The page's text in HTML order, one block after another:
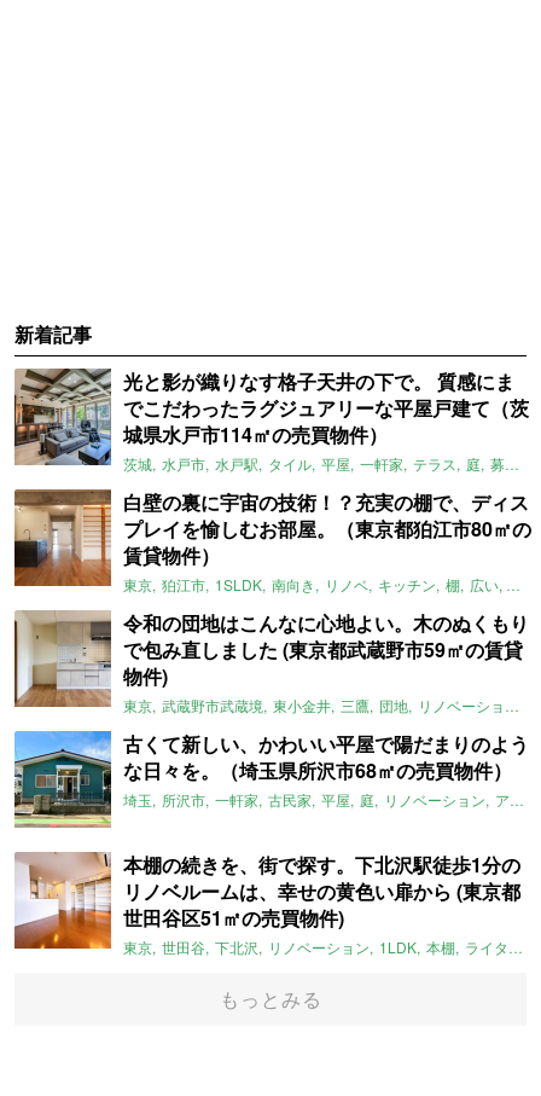
新着記事
光と影が織りなす格子天井の下で。 質感にま
でこだわったラグジュアリーな平屋戸建て（茨
城県水戸市114㎡の売買物件）
茨城 水戸市 水戸駅 タイル 平屋 一軒家 テラス 庭 募集中
白壁の裏に宇宙の技術！？充実の棚で、ディス
プレイを愉しむお部屋。（東京都狛江市80㎡の
賃貸物件）
東京 狛江市 1SLDK 南向き リノベ キッチン 棚 広い ガイ
令和の団地はこんなに心地よい。木のぬくもり
で包み直しました (東京都武蔵野市59㎡の賃貸
物件)
東京 武蔵野市武蔵境 東小金井 三鷹 団地 リノベーション
古くて新しい、かわいい平屋で陽だまりのよう
な日々を。（埼玉県所沢市68㎡の売買物件）
埼玉 所沢市 一軒家 古民家 平屋 庭 リノベーション アメリカンハウス
本棚の続きを、街で探す。下北沢駅徒歩1分の
リノベルームは、幸せの黄色い扉から (東京都
世田谷区51㎡の売買物件)
東京 世田谷 下北沢 リノベーション 1LDK 本棚 ライター：ほしりょうこ
もっとみる